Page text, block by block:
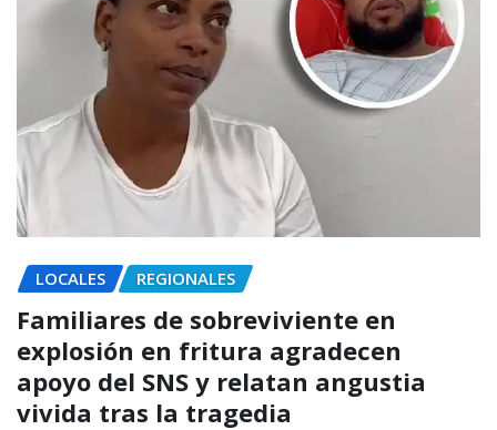
LOCALES REGIONALES
Familiares de sobreviviente en
explosión en fritura agradecen
apoyo del SNS y relatan angustia
vivida tras la tragedia